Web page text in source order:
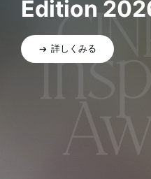
Edition
詳しくみる